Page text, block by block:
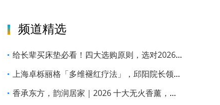
频道精选
给长辈买床垫必看！四大选购原则，选对2026护脊静音安心款
上海卓栎丽格「多维褪红疗法」，邱阳院长领衔构建全周期褪红修护体系
香承东方，韵润居家｜2026 十大无火香薰，戴茵重塑居家雅境